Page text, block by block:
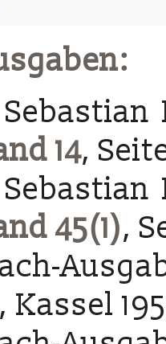
14,
45(1),
Kassel